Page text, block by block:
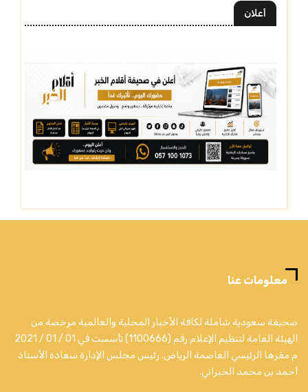
أعلان
معلومات عنا
صحيفة سعودية شاملة لكافة الأخبار المحلية والعالمية مرخصة من
الهيئة العامة لتنظيم الإعلام رقم (1100666) تأسست في 01 / 01 / 2021
م مقرها الرئيسي العاصمة الرياض. رئيس مجلس الإدارة سعادة الأستاذ
أحمد بن محمد الخبراني.